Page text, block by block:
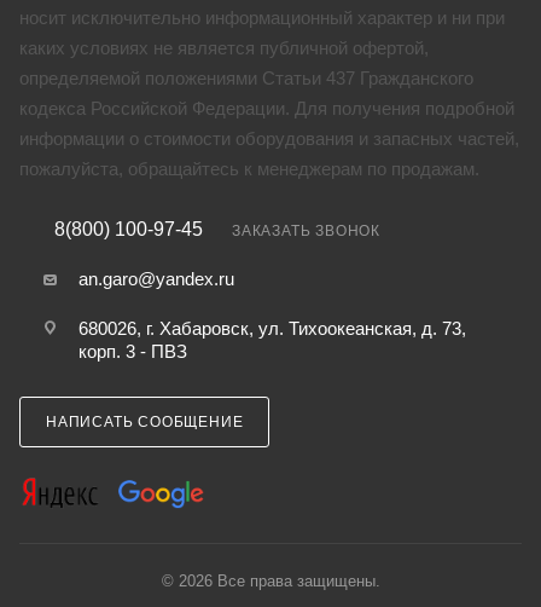
носит исключительно информационный характер и ни при
каких условиях не является публичной офертой,
определяемой положениями Статьи 437 Гражданского
кодекса Российской Федерации. Для получения подробной
информации о стоимости оборудования и запасных частей,
пожалуйста, обращайтесь к менеджерам по продажам.
8(800) 100-97-45 ЗАКАЗАТЬ ЗВОНОК
an.garo@yandex.ru
680026, г. Хабаровск, ул. Тихоокеанская, д. 73,
корп. 3 - ПВЗ
НАПИСАТЬ СООБЩЕНИЕ
© 2026 Все права защищены.